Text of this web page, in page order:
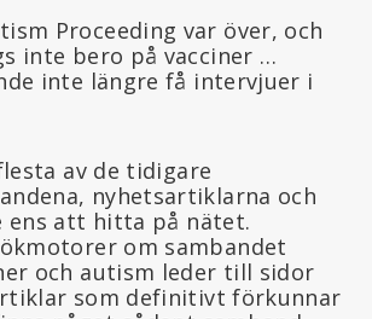
Proceeding var över, och
inte bero på vacciner …
inte längre få intervjuer i
av de tidigare
nyhetsartiklarna och
ens att hitta på nätet.
om sambandet
och autism leder till sidor
som definitivt förkunnar